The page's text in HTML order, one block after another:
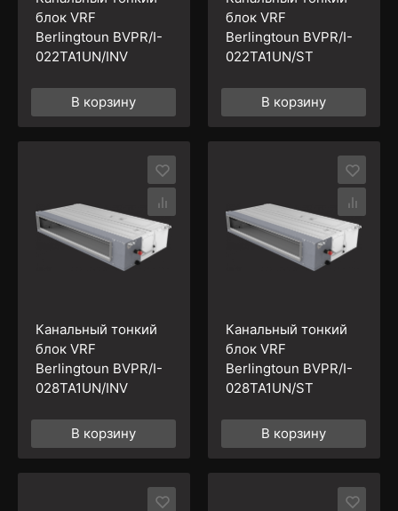
блок VRF
Berlingtoun BVPR/I-
022TA1UN/INV
В корзину
блок VRF
Berlingtoun BVPR/I-
022TA1UN/ST
В корзину
Канальный тонкий
блок VRF
Berlingtoun BVPR/I-
028TA1UN/INV
В корзину
Канальный тонкий
блок VRF
Berlingtoun BVPR/I-
028TA1UN/ST
В корзину